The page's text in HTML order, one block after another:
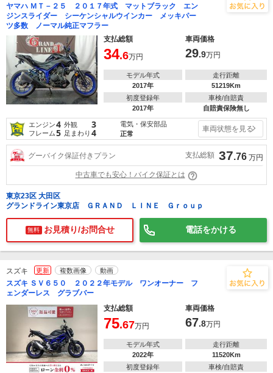
ヤマハ ＭＴ－２５ ２０１７年式 マットブラック エン
ジンスライダー シーケンシャルウインカー メッキパー
ツ多数 ノーマル純正マフラー
支払総額
車両価格
34.6万円 29.9万円
モデル年式
2017年
走行距離
51219Km
初度登録年
2017年
車検/自賠責
自賠責保険無し
エンジン4 外観 3
フレーム5 足まわり 4
電気・保安部品
正常
車両状態を見る
グーバイク保証付きプラン 支払総額 37.76 万円
中古車でも安心！バイク保証とは
東京23区 大田区
グランドライン東京店 ＧＲＡＮＤ ＬＩＮＥ Ｇｒｏｕｐ
無料 お見積り/お問合せ 電話をかける
スズキ 更新 複数画像 動画
スズキ ＳＶ６５０ ２０２２年モデル ワンオーナー フ
ェンダーレス グラブバー
支払総額
車両価格
75.67万円 67.8万円
モデル年式
2022年
走行距離
11520Km
初度登録年
車検/自賠責